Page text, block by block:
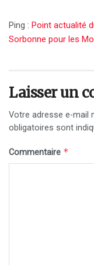
Ping : Point actualité
Sorbonne pour les
Laisser un
Votre adresse e-mail
obligatoires sont
Commentaire *